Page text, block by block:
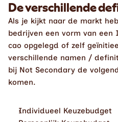
De verschillende
Als je kijkt naar de markt
bedrijven een vorm van een
cao opgelegd of zelf
verschillende namen /
bij Not Secondary de
komen.
Individueel Keuzebudget